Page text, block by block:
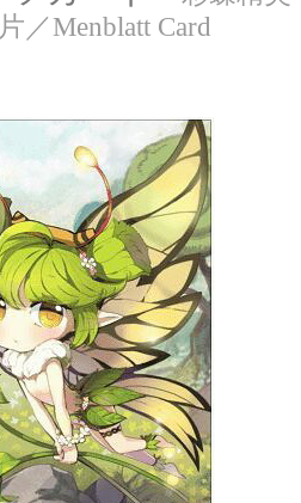
／Menblatt Card